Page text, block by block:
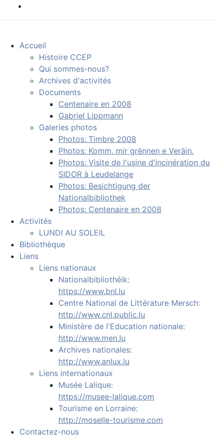
Accueil
Histoire CCEP
Qui sommes-nous?
Archives d'activités
Documents
Centenaire en 2008
Gabriel Lippmann
Galeries photos
Photos: Timbre 2008
Photos: Komm, mir grënnen e Veräin.
Photos: Visite de l'usine d'incinération du
SIDOR à Leudelange
Photos: Besichtigung der
Nationalbibliothek
Photos: Centenaire en 2008
Activités
LUNDI AU SOLEIL
Bibliothèque
Liens
Liens nationaux
Nationalbibliothéik:
https://www.bnl.lu
Centre National de Littérature Mersch:
http://www.cnl.public.lu
Ministère de l'Education nationale:
http://www.men.lu
Archives nationales:
http://www.anlux.lu
Liens internationaux
Musée Lalique:
https://musee-lalique.com
Tourisme en Lorraine:
http://moselle-tourisme.com
Contactez-nous